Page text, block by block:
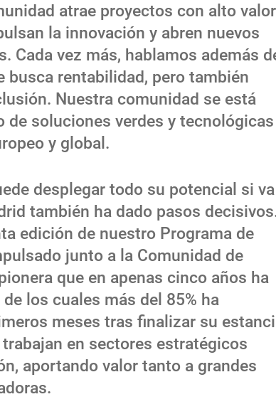
atrae proyectos con alto valor
la innovación y abren nuevos
Cada vez más, hablamos además
rentabilidad, pero también
Nuestra comunidad se está
soluciones verdes y tecnológicas
y global.
desplegar todo su potencial si va
también ha dado pasos
edición de nuestro Programa de
junto a la Comunidad de
que en apenas cinco años ha
los cuales más del 85% ha
meses tras finalizar su
en sectores estratégicos
aportando valor tanto a grandes